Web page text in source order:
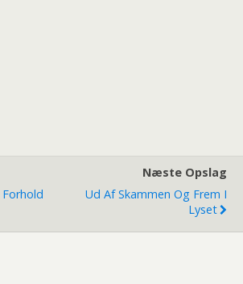
Næste Opslag
Ud Af Skammen Og Frem I
Lyset